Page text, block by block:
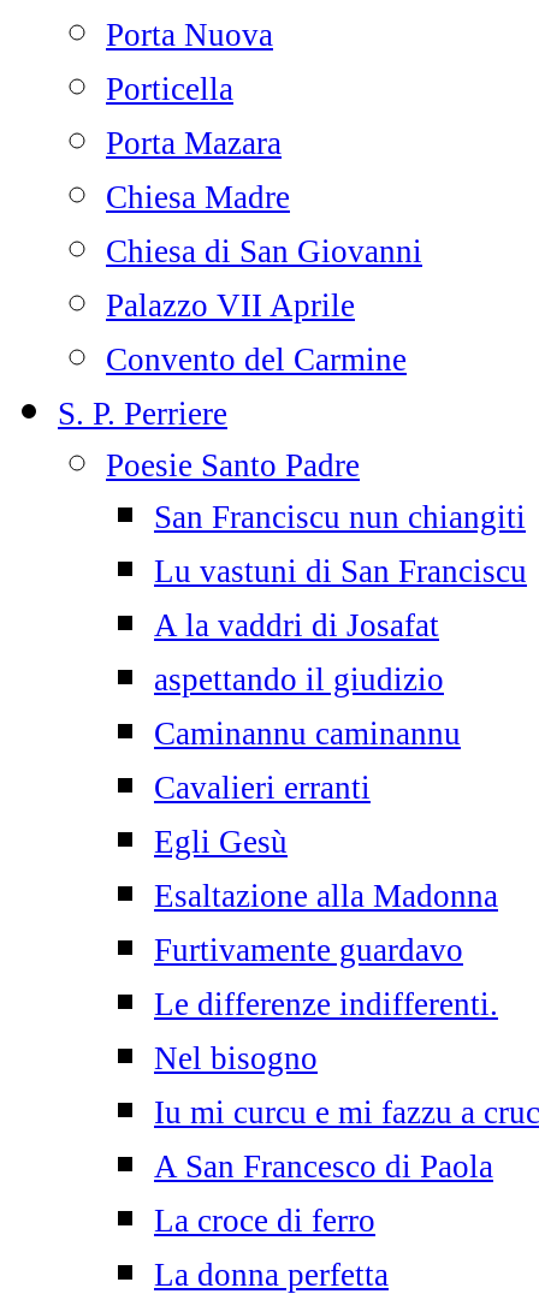
Porta Nuova
Porticella
Porta Mazara
Chiesa Madre
Chiesa di San Giovanni
Palazzo VII Aprile
Convento del Carmine
S. P. Perriere
Poesie Santo Padre
San Franciscu nun chiangiti
Lu vastuni di San Franciscu
A la vaddri di Josafat
aspettando il giudizio
Caminannu caminannu
Cavalieri erranti
Egli Gesù
Esaltazione alla Madonna
Furtivamente guardavo
Le differenze indifferenti.
Nel bisogno
Iu mi curcu e mi fazzu a
A San Francesco di Paola
La croce di ferro
La donna perfetta